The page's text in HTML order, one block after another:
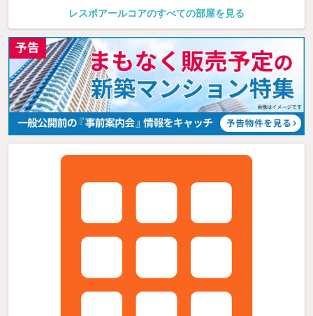
レスポアールコアのすべての部屋を見る